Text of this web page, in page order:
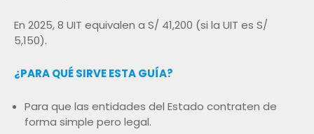
En 2025, 8 UIT equivalen a S/ 41,200 (si la UIT es S/
5,150).
¿PARA QUÉ SIRVE ESTA GUÍA?
Para que las entidades del Estado contraten de
forma simple pero legal.